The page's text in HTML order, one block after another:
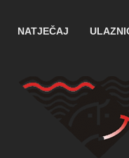
NATJEČAJ